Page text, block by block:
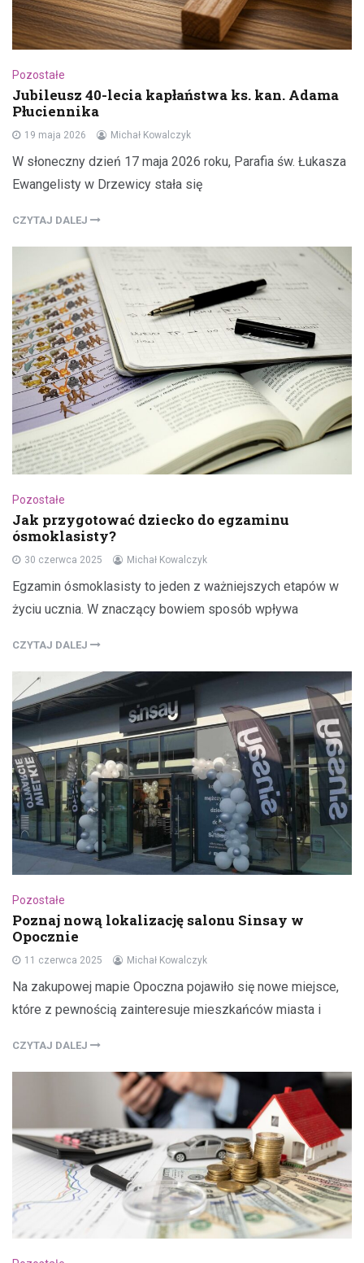
Pozostałe
Jubileusz 40-lecia kapłaństwa ks. kan. Adama
Płuciennika
19 maja 2026 Michał Kowalczyk
W słoneczny dzień 17 maja 2026 roku, Parafia św. Łukasza
Ewangelisty w Drzewicy stała się
CZYTAJ DALEJ
Pozostałe
Jak przygotować dziecko do egzaminu
ósmoklasisty?
30 czerwca 2025 Michał Kowalczyk
Egzamin ósmoklasisty to jeden z ważniejszych etapów w
życiu ucznia. W znaczący bowiem sposób wpływa
CZYTAJ DALEJ
Pozostałe
Poznaj nową lokalizację salonu Sinsay w
Opocznie
11 czerwca 2025 Michał Kowalczyk
Na zakupowej mapie Opoczna pojawiło się nowe miejsce,
które z pewnością zainteresuje mieszkańców miasta i
CZYTAJ DALEJ